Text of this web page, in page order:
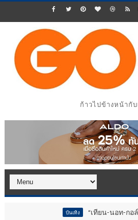
ก้าวไปข้างหน้ากับ
“เทียน-นอท-กอล์ฟ-จำลอ